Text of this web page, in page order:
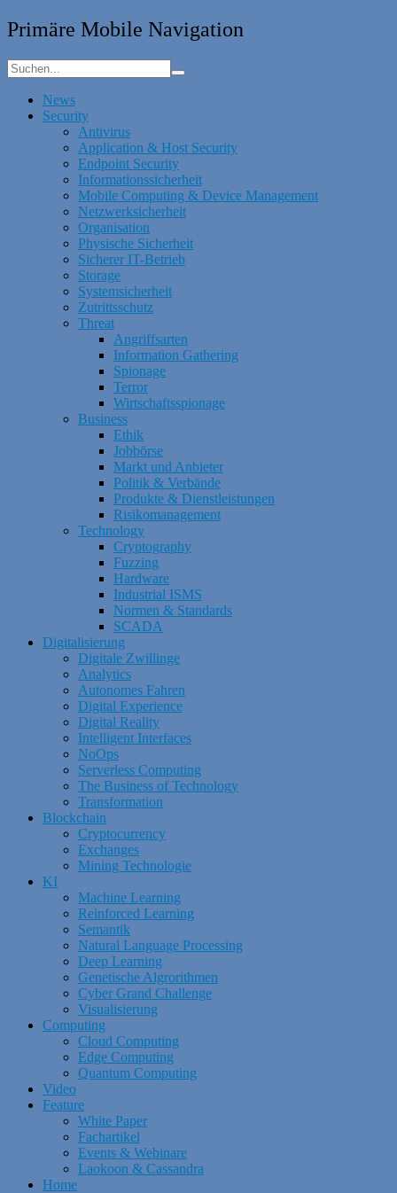
Primäre Mobile Navigation
News
Security
Antivirus
Application & Host Security
Endpoint Security
Informationssicherheit
Mobile Computing & Device Management
Netzwerksicherheit
Organisation
Physische Sicherheit
Sicherer IT-Betrieb
Storage
Systemsicherheit
Zutrittsschutz
Threat
Angriffsarten
Information Gathering
Spionage
Terror
Wirtschaftsspionage
Business
Ethik
Jobbörse
Markt und Anbieter
Politik & Verbände
Produkte & Dienstleistungen
Risikomanagement
Technology
Cryptography
Fuzzing
Hardware
Industrial ISMS
Normen & Standards
SCADA
Digitalisierung
Digitale Zwillinge
Analytics
Autonomes Fahren
Digital Experience
Digital Reality
Intelligent Interfaces
NoOps
Serverless Computing
The Business of Technology
Transformation
Blockchain
Cryptocurrency
Exchanges
Mining Technologie
KI
Machine Learning
Reinforced Learning
Semantik
Natural Language Processing
Deep Learning
Genetische Algrorithmen
Cyber Grand Challenge
Visualisierung
Computing
Cloud Computing
Edge Computing
Quantum Computing
Video
Feature
White Paper
Fachartikel
Events & Webinare
Laokoon & Cassandra
Home